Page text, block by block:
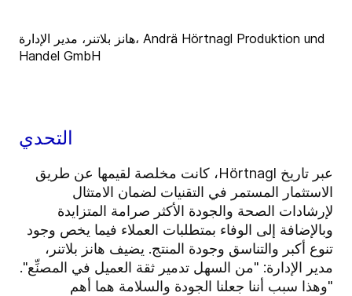
هانز بلاتنر، مدير الإدارة، Andrä Hörtnagl Produktion und
Handel GmbH
التحدي
عبر تاريخ Hörtnagl، كانت مخلصة لقيمها عن طريق
الاستثمار المستمر في التقنيات لضمان الامتثال
لإرشادات الصحة والجودة الأكثر صرامة المتزايدة
وبالإضافة إلى الوفاء بمتطلبات العملاء فيما يخص وجود
تنوع أكبر والتناسق وجودة المنتج. يضيف هانز بلاتنر،
مدير الإدارة: "من السهل تدمير ثقة العميل في المصنِّع".
"وهذا سبب أننا جعلنا الجودة والسلامة هما أهم